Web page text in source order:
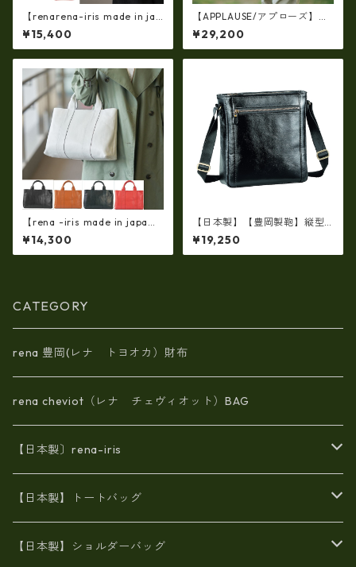
【renarena-iris made in jap
an】【日本製】(総革・バージ
ョン）牛革エナメルクロコ・
縦型お財布スマホ 2ＷＡＹポ
¥15,400
【APPLAUSE/アプローズ】OT
ONANO series レザー フラッ
プ ショルダーバッグ Lサイズ
¥29,200
【rena -iris made in japa
n】【日本製】軽量☆牛革製
品・ヌメ革製・手提げトート
バッグ(A4サイズ） ir-01
¥14,300
【日本製】【豊岡製鞄】縦型
ショルダーバッグ メンズ 上質
な牛革を使った大人の本革メ
ンズショルダー bz-16453
¥19,250
CATEGORY
rena 豊岡(レナ トヨオカ）財布
rena cheviot（レナ チェヴィオット）BAG
【日本製〕rena-iris
エナメル（パテント）レザー
牛革製品トート・ショルダー
【日本製】トートバッグ
火山灰染めバッグ
【日本製】ショルダーバッグ